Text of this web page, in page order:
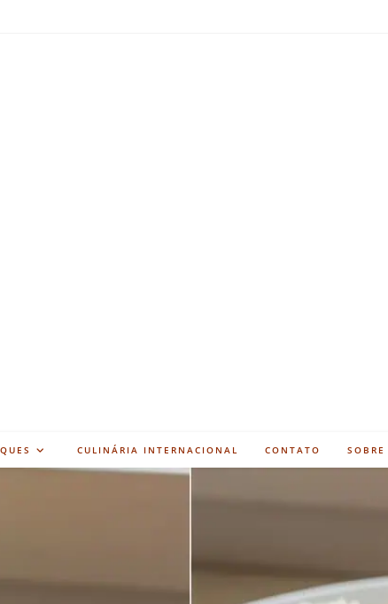
CULINÁRIA INTERNACIONAL CONTATO SOBRE